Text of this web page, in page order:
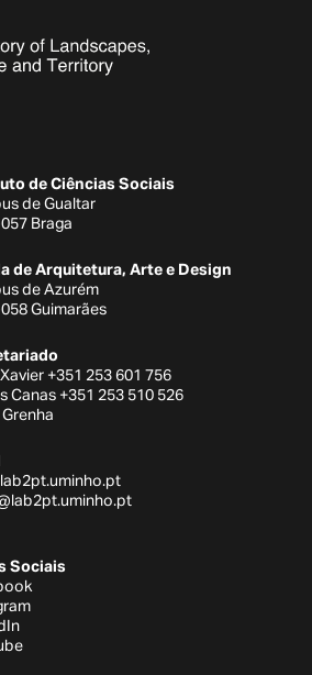
de Ciências Sociais
de Gualtar
Braga
de Arquitetura, Arte e Design
de Azurém
Guimarães
+351 253 601 756
Canas +351 253 510 526
Sociais